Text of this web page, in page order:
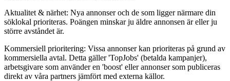
Aktualitet & närhet: Nya annonser och de som ligger närmare din
söklokal prioriteras. Poängen minskar ju äldre annonsen är eller ju
större avståndet är.
Kommersiell prioritering: Vissa annonser kan prioriteras på grund av
kommersiella avtal. Detta gäller 'TopJobs' (betalda kampanjer),
arbetsgivare som använder en 'boost' eller annonser som publiceras
direkt av våra partners jämfört med externa källor.